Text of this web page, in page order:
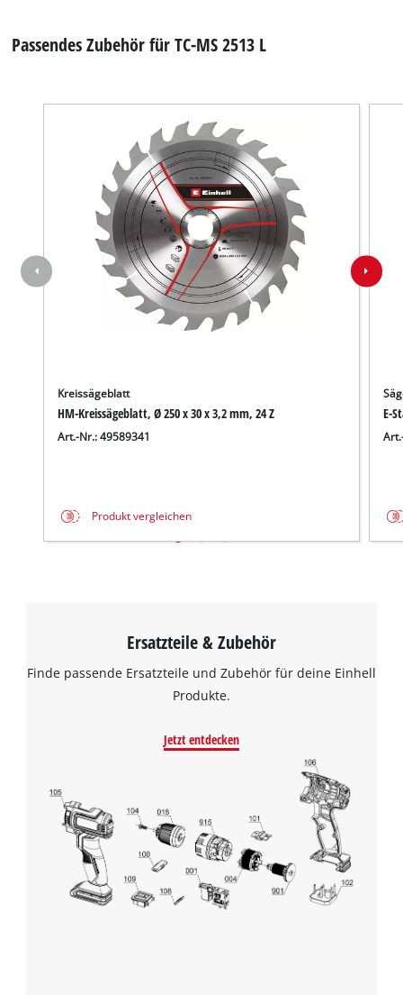
Passendes Zubehör für TC-MS 2513 L
Kreissägeblatt
HM-Kreissägeblatt, Ø 250 x 30 x 3,2 mm, 24 Z
Art.-Nr.: 49589341
Produkt vergleichen
E-
Ersatzteile & Zubehör
Finde passende Ersatzteile und Zubehör für deine Einhell
Produkte.
Jetzt entdecken